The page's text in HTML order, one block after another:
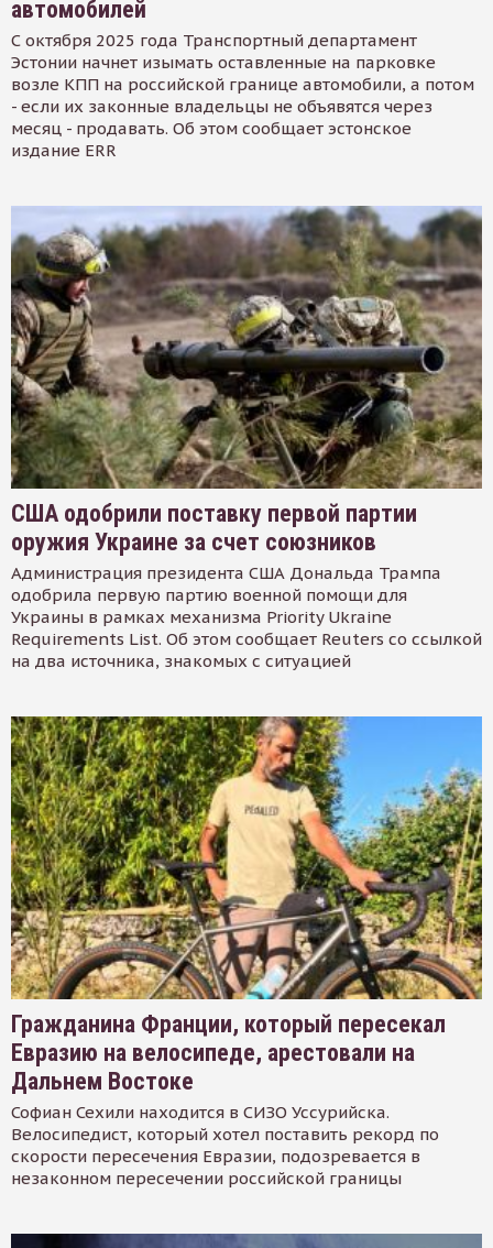
автомобилей
С октября 2025 года Транспортный департамент
Эстонии начнет изымать оставленные на парковке
возле КПП на российской границе автомобили, а потом
- если их законные владельцы не объявятся через
месяц - продавать. Об этом сообщает эстонское
издание ERR
США одобрили поставку первой партии
оружия Украине за счет союзников
Администрация президента США Дональда Трампа
одобрила первую партию военной помощи для
Украины в рамках механизма Priority Ukraine
Requirements List. Об этом сообщает Reuters со ссылкой
на два источника, знакомых с ситуацией
Гражданина Франции, который пересекал
Евразию на велосипеде, арестовали на
Дальнем Востоке
Софиан Сехили находится в СИЗО Уссурийска.
Велосипедист, который хотел поставить рекорд по
скорости пересечения Евразии, подозревается в
незаконном пересечении российской границы